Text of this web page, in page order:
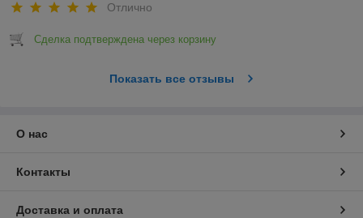
Отлично
Сделка подтверждена через корзину
Показать все отзывы
О нас
Контакты
Доставка и оплата